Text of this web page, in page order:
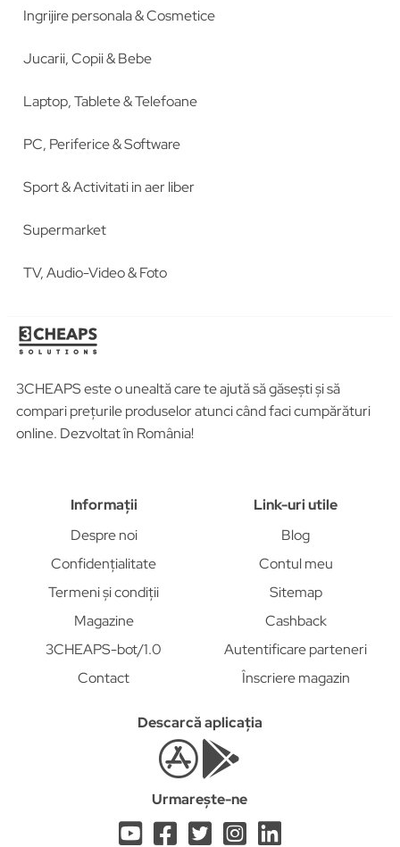
Ingrijire personala & Cosmetice
Jucarii, Copii & Bebe
Laptop, Tablete & Telefoane
PC, Periferice & Software
Sport & Activitati in aer liber
Supermarket
TV, Audio-Video & Foto
3CHEAPS este o unealtă care te ajută să găsești și să
compari prețurile produselor atunci când faci cumpărături
online. Dezvoltat în România!
Informații
Despre noi
Confidențialitate
Termeni și condiții
Magazine
3CHEAPS-bot/1.0
Contact
Link-uri utile
Blog
Contul meu
Sitemap
Cashback
Autentificare parteneri
Înscriere magazin
Descarcă aplicația
Urmarește-ne